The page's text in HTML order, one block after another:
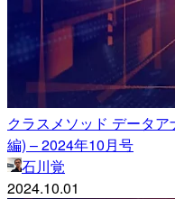
クラスメソッド データ
編) – 2024年10月号
石川覚
2024.10.01